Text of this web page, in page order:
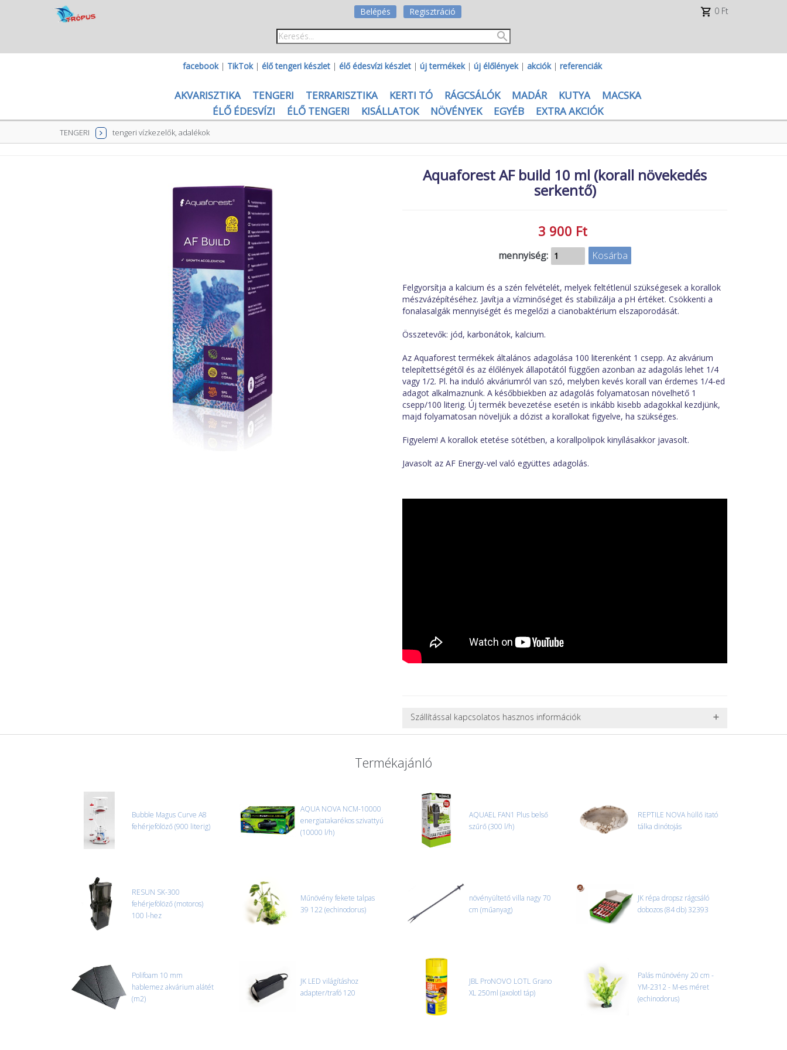
Belépés Regisztráció 0 Ft
facebook| TikTok| élő tengeri készlet | élő édesvízi készlet | új termékek| új élőlények| akciók| referenciák
AKVARISZTIKA TENGERI TERRARISZTIKA KERTI TÓ RÁGCSÁLÓK MADÁR KUTYA
MACSKA
ÉLŐ ÉDESVÍZI
ÉLŐ TENGERI KISÁLLATOK NÖVÉNYEK EGYÉB EXTRA AKCIÓK
TENGERI tengeri vízkezelők, adalékok
Aquaforest AF build 10 ml (korall növekedés
serkentő)
3 900 Ft
mennyiség:
Felgyorsítja a kalcium és a szén felvételét, melyek feltétlenül szükségesek a korallok
mészvázépítéséhez. Javítja a vízminőséget és stabilizálja a pH értéket. Csökkenti a
fonalasalgák mennyiségét és megelőzi a cianobaktérium elszaporodását.
Összetevők: jód, karbonátok, kalcium.
Az Aquaforest termékek általános adagolása 100 literenként 1 csepp. Az akvárium
telepítettségétől és az élőlények állapotától függően azonban az adagolás lehet 1/4
vagy 1/2. Pl. ha induló akváriumról van szó, melyben kevés korall van érdemes 1/4-ed
adagot alkalmaznunk. A későbbiekben az adagolás folyamatosan növelhető 1
csepp/100 literig. Új termék bevezetése esetén is inkább kisebb adagokkal kezdjünk,
majd folyamatosan növeljük a dózist a korallokat figyelve, ha szükséges.
Figyelem! A korallok etetése sötétben, a korallpolipok kinyílásakkor javasolt.
Javasolt az AF Energy-vel való együttes adagolás.
Szállítással kapcsolatos hasznos információk
nagy vagy nehéz termékeknél (pl. nagy akváriumok, bútorok, stb.) egyedi szállítási
ajánlatot adunk.
oldjuk meg. Minden rendelés egyedi, úgyhogy előre egyeztetni kell mindenképpen.
CSOMAG ÁTVÉTELE
Amennyiben a csomag átvételekor sérülést, folyadékot vagy bármi rendellenességet
tapasztal, a kibontás és az átvétel előtt jegyzőkönyvet kell felvenni a futárral. A sérült
Termékajánló
Bubble Magus Curve A8
fehérjefölöző (900 literig)
AQUA NOVA NCM-10000
energiatakarékos szivattyú
(10000 l/h)
AQUAEL FAN1 Plus belső
szűrő (300 l/h)
REPTILE NOVA hüllő itató
tálka dinótojás
RESUN SK-300
fehérjefölöző (motoros)
100 l-hez
Műnövény fekete talpas
39 122 (echinodorus)
növényültető villa nagy 70
cm (műanyag)
JK répa dropsz rágcsáló
dobozos (84 db) 32393
Polifoam 10 mm
hablemez akvárium alátét
(m2)
JK LED világításhoz
adapter/trafó 120
JBL ProNOVO LOTL Grano
XL 250ml (axolotl táp)
Palás műnövény 20 cm -
YM-2312 - M-es méret
(echinodorus)